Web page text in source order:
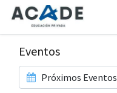
Eventos
Próximos Eventos